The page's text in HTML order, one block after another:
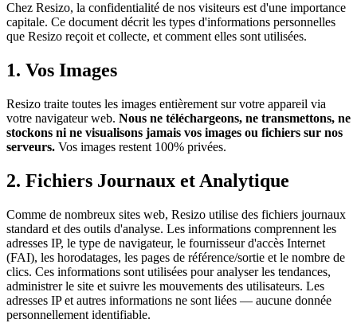
Chez Resizo, la confidentialité de nos visiteurs est d'une importance
capitale. Ce document décrit les types d'informations personnelles
que Resizo reçoit et collecte, et comment elles sont utilisées.
1. Vos Images
Resizo traite toutes les images entièrement sur votre appareil via
votre navigateur web. Nous ne téléchargeons, ne transmettons, ne
stockons ni ne visualisons jamais vos images ou fichiers sur nos
serveurs. Vos images restent 100% privées.
2. Fichiers Journaux et Analytique
Comme de nombreux sites web, Resizo utilise des fichiers journaux
standard et des outils d'analyse. Les informations comprennent les
adresses IP, le type de navigateur, le fournisseur d'accès Internet
(FAI), les horodatages, les pages de référence/sortie et le nombre de
clics. Ces informations sont utilisées pour analyser les tendances,
administrer le site et suivre les mouvements des utilisateurs. Les
adresses IP et autres informations ne sont liées — aucune donnée
personnellement identifiable.